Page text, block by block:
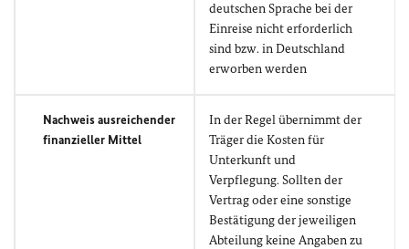
deutschen Sprache bei der
Einreise nicht erforderlich
sind bzw. in Deutschland
erworben werden
Nachweis ausreichender
finanzieller Mittel
In der Regel übernimmt der
Träger die Kosten für
Unterkunft und
Verpflegung. Sollten der
Vertrag oder eine sonstige
Bestätigung der jeweiligen
Abteilung keine Angaben zu